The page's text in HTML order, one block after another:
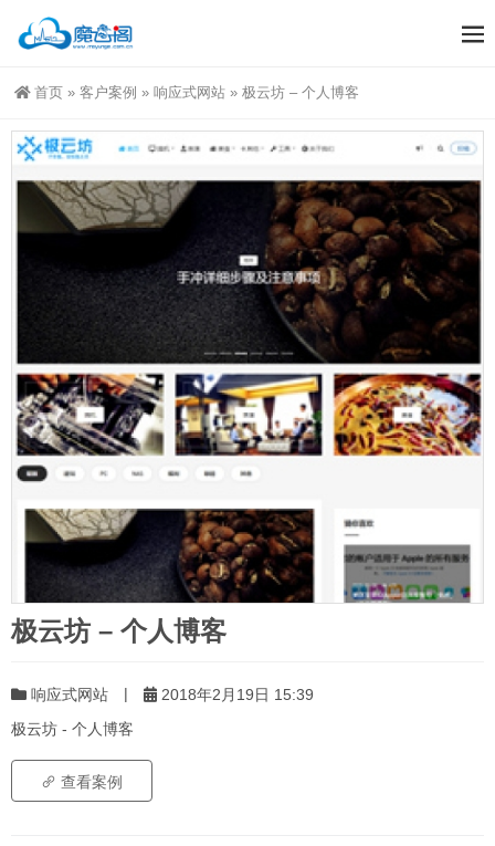
首页 » 客户案例 » 响应式网站 » 极云坊 – 个人博客
极云坊 – 个人博客
响应式网站 |
2018年2月19日 15:39
极云坊 - 个人博客
查看案例